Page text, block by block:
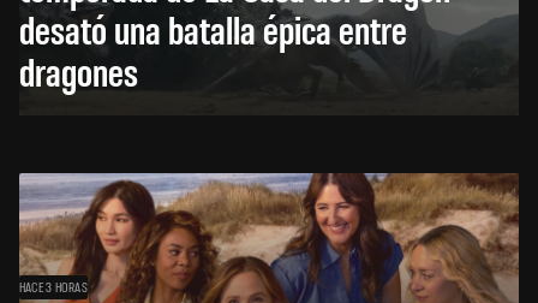
desató una batalla épica entre
dragones
HACE 3 HORAS